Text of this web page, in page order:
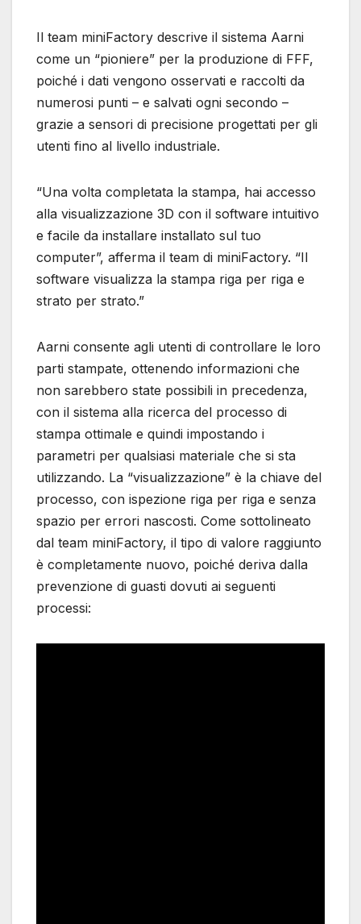
Il team miniFactory descrive il sistema Aarni
come un “pioniere” per la produzione di FFF,
poiché i dati vengono osservati e raccolti da
numerosi punti – e salvati ogni secondo –
grazie a sensori di precisione progettati per gli
utenti fino al livello industriale.
“Una volta completata la stampa, hai accesso
alla visualizzazione 3D con il software intuitivo
e facile da installare installato sul tuo
computer”, afferma il team di miniFactory. “Il
software visualizza la stampa riga per riga e
strato per strato.”
Aarni consente agli utenti di controllare le loro
parti stampate, ottenendo informazioni che
non sarebbero state possibili in precedenza,
con il sistema alla ricerca del processo di
stampa ottimale e quindi impostando i
parametri per qualsiasi materiale che si sta
utilizzando. La “visualizzazione” è la chiave del
processo, con ispezione riga per riga e senza
spazio per errori nascosti. Come sottolineato
dal team miniFactory, il tipo di valore raggiunto
è completamente nuovo, poiché deriva dalla
prevenzione di guasti dovuti ai seguenti
processi: